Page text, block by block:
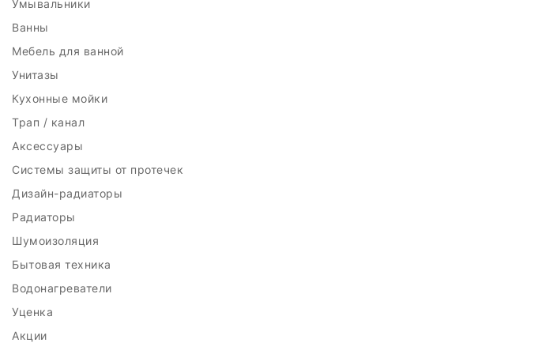
Умывальники
Ванны
Мебель для ванной
Унитазы
Кухонные мойки
Трап / канал
Аксессуары
Системы защиты от протечек
Дизайн-радиаторы
Радиаторы
Шумоизоляция
Бытовая техника
Водонагреватели
Уценка
Акции